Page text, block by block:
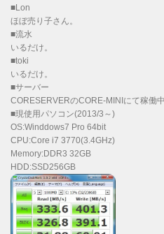
■Lon
ほぼ売り子さん。
■流水
いるだけ。
■toki
いるだけ。
■サーバー
CORESERVERのCORE-MINIにて稼働中
■現使用パソコン(2013/3～)
OS:Winddows7 Pro 64bit
CPU:Core i7 3770(3.4GHz)
Memory:DDR3 32GB
HDD:SSD256GB